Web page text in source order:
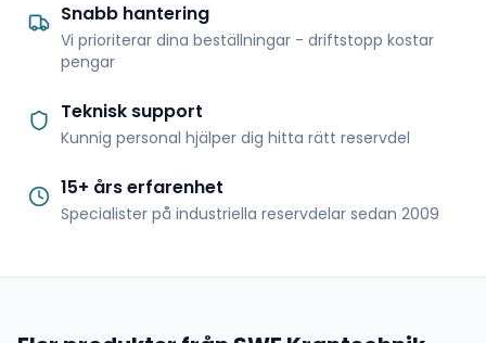
Snabb hantering
Vi prioriterar dina beställningar - driftstopp kostar
pengar
Teknisk support
Kunnig personal hjälper dig hitta rätt reservdel
15+ års erfarenhet
Specialister på industriella reservdelar sedan 2009